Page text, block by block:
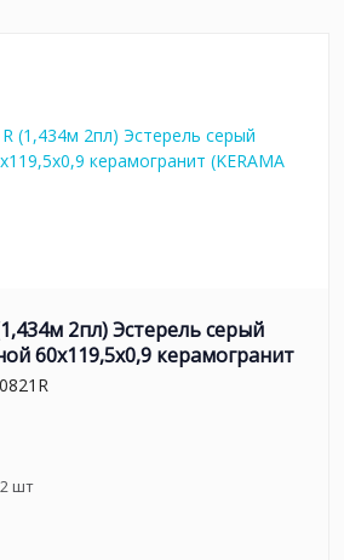
2пл) Эстерель серый
60x119,5x0,9 керамогранит
2шт